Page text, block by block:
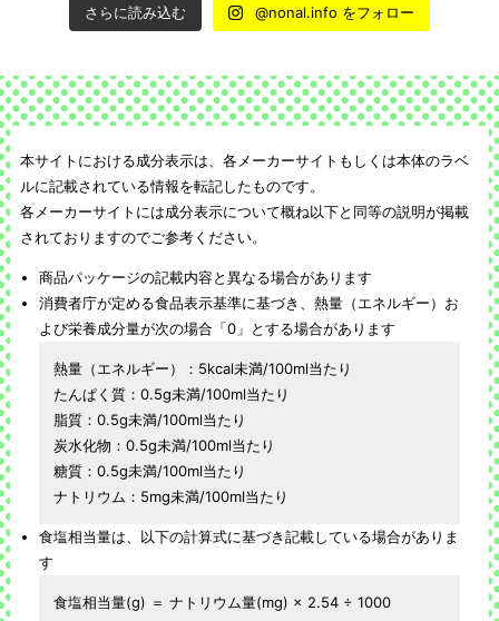
さらに読み込む @nonal.info をフォロー
本サイトにおける成分表示は、各メーカーサイトもしくは本体のラベ
ルに記載されている情報を転記したものです。
各メーカーサイトには成分表示について概ね以下と同等の説明が掲載
されておりますのでご参考ください。
商品パッケージの記載内容と異なる場合があります
消費者庁が定める食品表示基準に基づき、熱量（エネルギー）お
よび栄養成分量が次の場合「0」とする場合があります
熱量（エネルギー）：5kcal未満/100ml当たり
たんぱく質：0.5g未満/100ml当たり
脂質：0.5g未満/100ml当たり
炭水化物：0.5g未満/100ml当たり
糖質：0.5g未満/100ml当たり
ナトリウム：5mg未満/100ml当たり
食塩相当量は、以下の計算式に基づき記載している場合がありま
す
食塩相当量(g) ＝ ナトリウム量(mg) × 2.54 ÷ 1000